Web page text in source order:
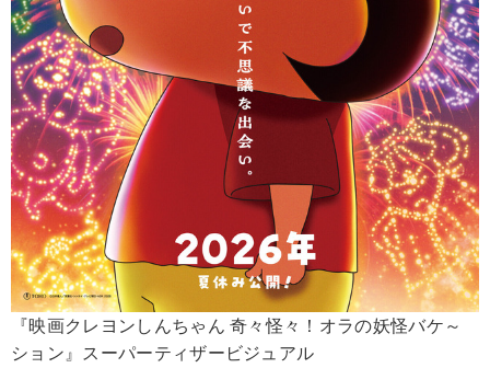
『映画クレヨンしんちゃん 奇々怪々！オラの妖怪バケ～
ション』スーパーティザービジュアル